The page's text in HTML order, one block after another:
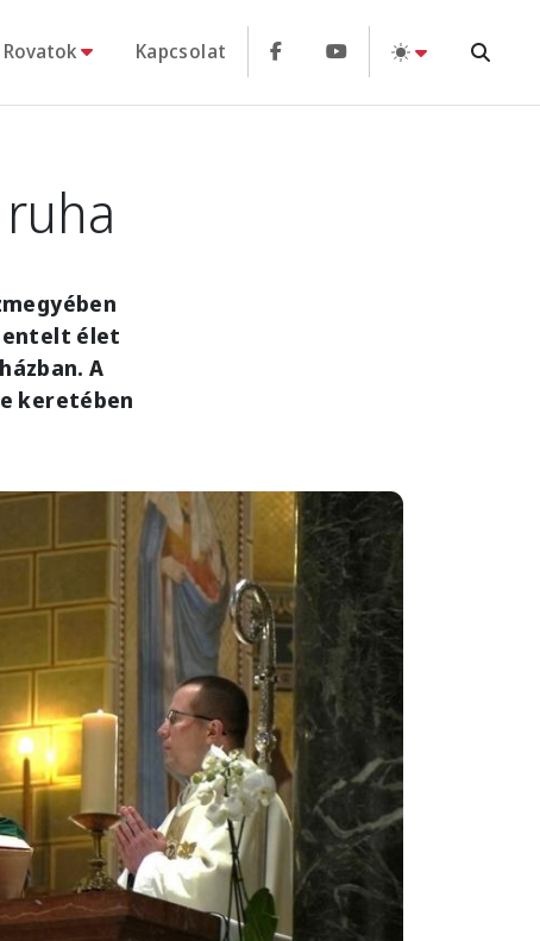
Rovatok Kapcsolat
élet
A
keretében